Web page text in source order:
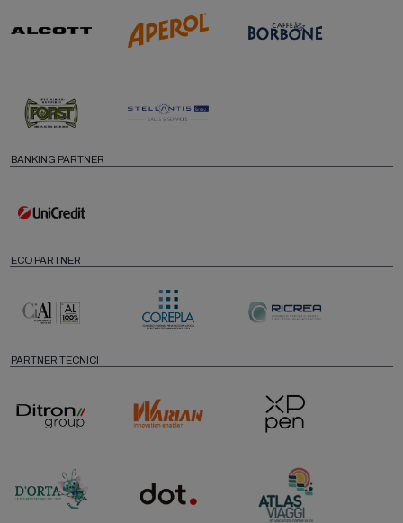
BANKING PARTNER
ECO PARTNER
PARTNER TECNICI